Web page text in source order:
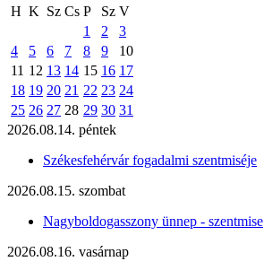
H K Sz Cs P Sz V
1
2
3
4
5 6 7 8 9
10
11 12 13 14 15 16 17
18 19 20 21 22 23 24
25 26 27 28 29 30 31
2026.08.14. péntek
Székesfehérvár fogadalmi szentmiséje
2026.08.15. szombat
Nagyboldogasszony ünnep - szentmise
2026.08.16. vasárnap